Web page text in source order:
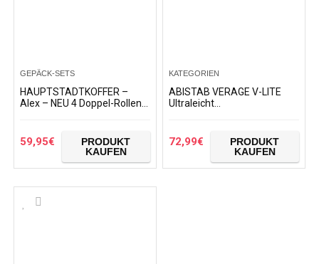
GEPÄCK-SETS
HAUPTSTADTKOFFER –
Alex – NEU 4 Doppel-Rollen
59,95€
PRODUKT
KAUFEN
KATEGORIEN
ABISTAB VERAGE V-LITE
Ultraleicht
Handgepäckkoffer S-55cm
37L…
72,99€
PRODUKT
KAUFEN